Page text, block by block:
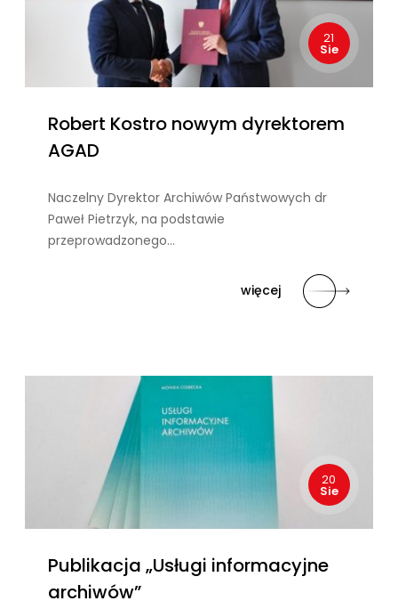
21
Sie
Robert Kostro nowym dyrektorem
AGAD
Naczelny Dyrektor Archiwów Państwowych dr
Paweł Pietrzyk, na podstawie
przeprowadzonego…
więcej
20
Sie
Publikacja „Usługi informacyjne
archiwów”